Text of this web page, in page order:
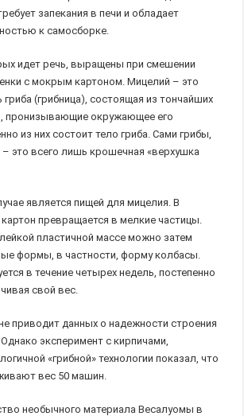
запекания в печи и обладает
к самосборке.
идет речь, выращены при смешении
с мокрым картоном. Мицелий – это
гриба (грибница), состоящая из тончайших
пронизывающие окружающее его
из них состоит тело гриба. Сами грибы,
это всего лишь крошечная «верхушка
является пищей для мицелия. В
превращается в мелкие частицы.
пластичной массе можно затем
формы, в частности, форму колбасы.
в течение четырех недель, постепенно
свой вес.
приводит данных о надежности строения
эксперимент с кирпичами,
«грибной» технологии показал, что
вес 50 машин.
необычного материала Весалуомы в